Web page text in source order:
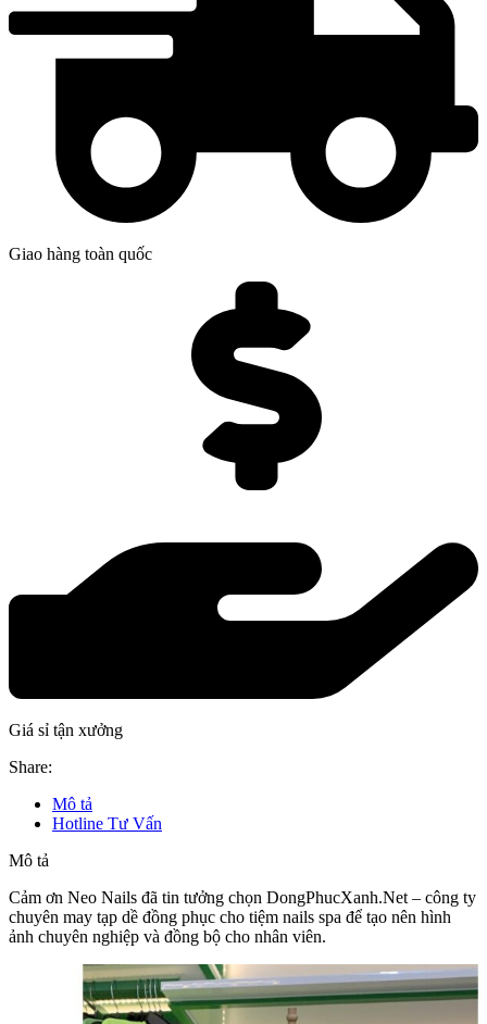
Giao hàng toàn quốc
Giá sỉ tận xưởng
Share:
Mô tả
Hotline Tư Vấn
Mô tả
Cảm ơn Neo Nails đã tin tưởng chọn DongPhucXanh.Net – công ty
chuyên may tạp dề đồng phục cho tiệm nails spa để tạo nên hình
ảnh chuyên nghiệp và đồng bộ cho nhân viên.